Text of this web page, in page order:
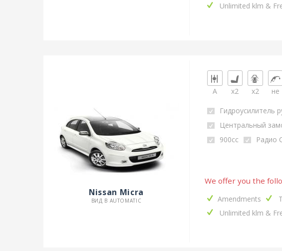
Unlimited klm &
Nissan Micra
ВИД B AUTOMATIC
A x2 x2 не
Гидроусилитель
Центральный
900cc
Радио
We offer you the
Amendments
Unlimited klm &